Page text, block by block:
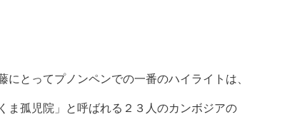
にとってプノンペンでの一番のハイライトは、
ま孤児院」と呼ばれる２３人のカンボジアの